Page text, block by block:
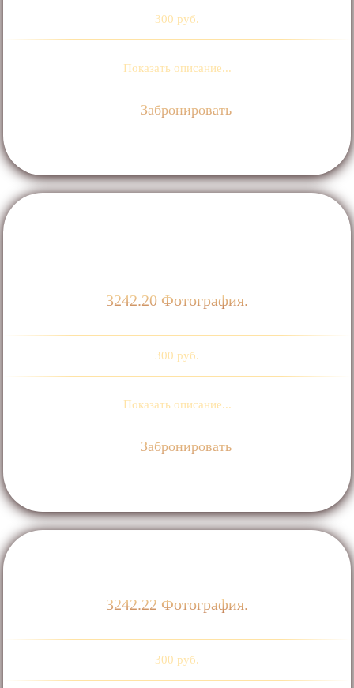
300 руб.
Показать описание...
Забронировать
3242.20 Фотография.
300 руб.
Показать описание...
Забронировать
3242.22 Фотография.
300 руб.